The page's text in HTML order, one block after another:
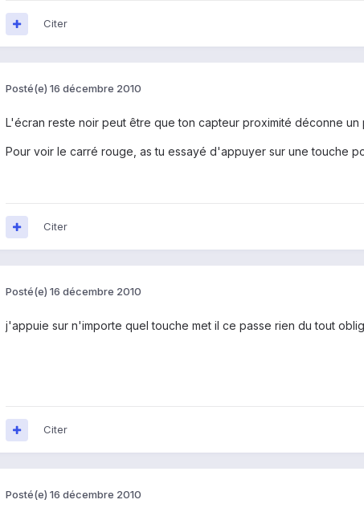
Citer
Posté(e) 16 décembre 2010
L'écran reste noir peut être que ton capteur proximité déconne un
Pour voir le carré rouge, as tu essayé d'appuyer sur une touche
Citer
Posté(e) 16 décembre 2010
j'appuie sur n'importe quel touche met il ce passe rien du tout
Citer
Posté(e) 16 décembre 2010